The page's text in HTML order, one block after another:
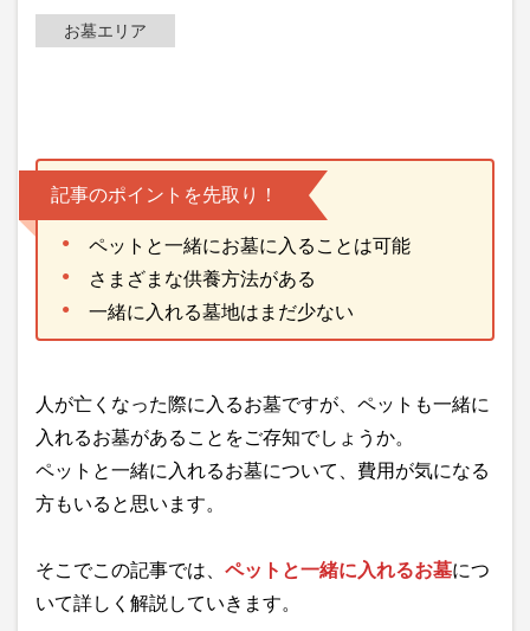
お墓エリア
記事のポイントを先取り！
ペットと一緒にお墓に入ることは可能
さまざまな供養方法がある
一緒に入れる墓地はまだ少ない
人が亡くなった際に入るお墓ですが、ペットも一緒に
入れるお墓があることをご存知でしょうか。
ペットと一緒に入れるお墓について、費用が気になる
方もいると思います。
そこでこの記事では、 ペットと一緒に入れるお墓につ
いて詳しく解説していきます。